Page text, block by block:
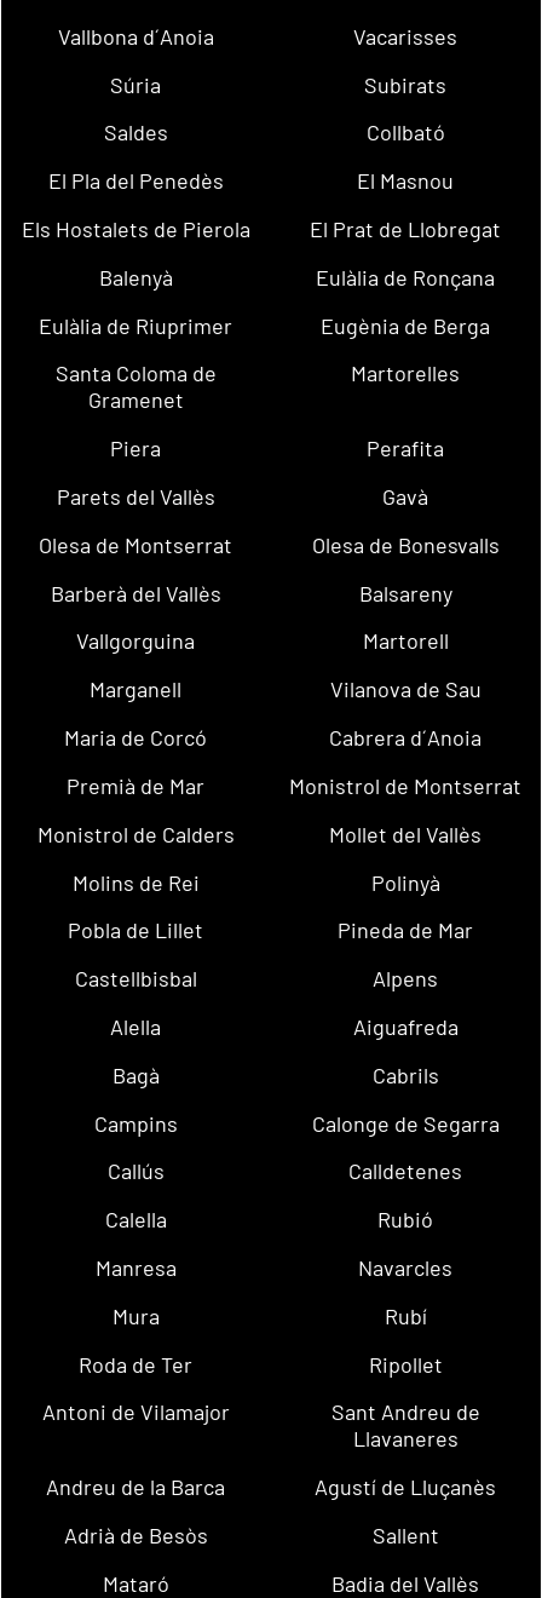
Vallbona d´Anoia
Vacarisses
Súria
Subirats
Saldes
Collbató
El Pla del Penedès
El Masnou
Els Hostalets de Pierola
El Prat de Llobregat
Balenyà
Eulàlia de Ronçana
Eulàlia de Riuprimer
Eugènia de Berga
Santa Coloma de
Gramenet
Martorelles
Piera
Perafita
Parets del Vallès
Gavà
Olesa de Montserrat
Olesa de Bonesvalls
Barberà del Vallès
Balsareny
Vallgorguina
Martorell
Marganell
Vilanova de Sau
Maria de Corcó
Cabrera d´Anoia
Premià de Mar
Monistrol de Montserrat
Monistrol de Calders
Mollet del Vallès
Molins de Rei
Polinyà
Pobla de Lillet
Pineda de Mar
Castellbisbal
Alpens
Alella
Aiguafreda
Bagà
Cabrils
Campins
Calonge de Segarra
Callús
Calldetenes
Calella
Rubió
Manresa
Navarcles
Mura
Rubí
Roda de Ter
Ripollet
Antoni de Vilamajor
Sant Andreu de
Llavaneres
Andreu de la Barca
Agustí de Lluçanès
Adrià de Besòs
Sallent
Mataró
Badia del Vallès